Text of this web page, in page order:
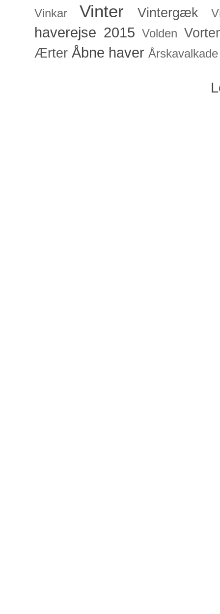
Vinkar Vinter Vintergæk
haverejse 2015 Volden
Ærter Åbne haver Årskavalkade